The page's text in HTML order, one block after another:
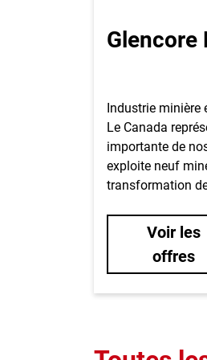
Glencore
Industrie minière
Le Canada
importante de
exploite neuf
transformation
Voir les
offres